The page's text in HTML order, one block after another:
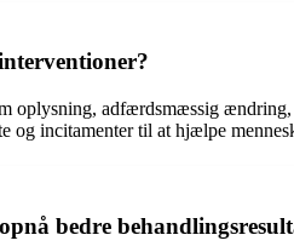
adfærdsmæssig ændring,
incitamenter til at hjælpe
bedre